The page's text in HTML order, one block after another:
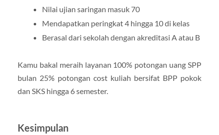
Nilai ujian saringan masuk 70
Mendapatkan peringkat 4 hingga 10 di kelas
Berasal dari sekolah dengan akreditasi A atau B
Kamu bakal meraih layanan 100% potongan uang SPP
bulan 25% potongan cost kuliah bersifat BPP pokok
dan SKS hingga 6 semester.
Kesimpulan